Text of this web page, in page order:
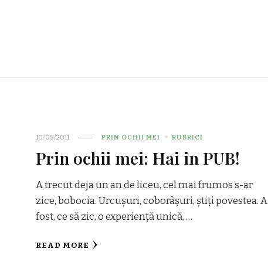
10/08/2011 PRIN OCHII MEI RUBRICI
Prin ochii mei: Hai in PUB!
A trecut deja un an de liceu, cel mai frumos s-ar
zice, bobocia. Urcușuri, coborâșuri, știți povestea. A
fost, ce să zic, o experiență unică, …
READ MORE